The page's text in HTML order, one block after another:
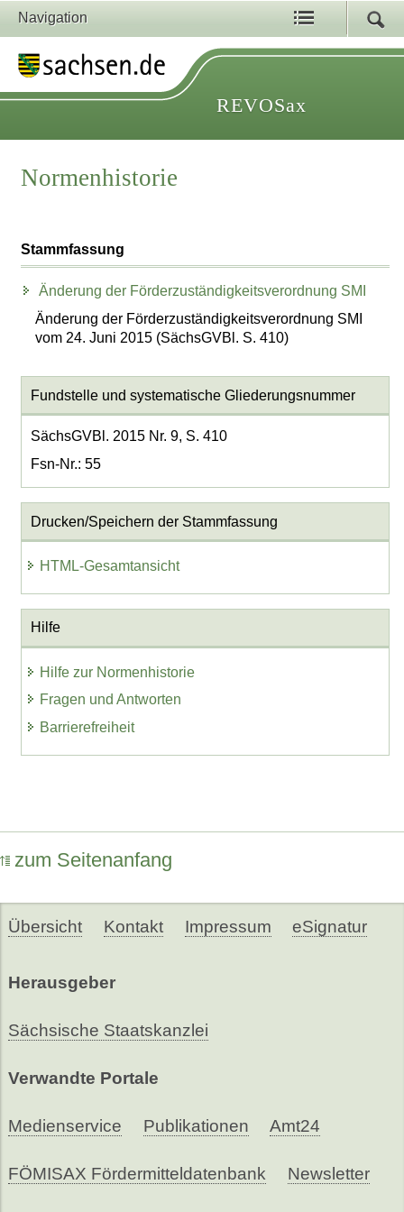
Navigation
REVOSax
Normenhistorie
Stammfassung
Änderung der Förderzuständigkeitsverordnung SMI
Änderung der Förderzuständigkeitsverordnung SMI
vom 24. Juni 2015 (SächsGVBl. S. 410)
Fundstelle und systematische Gliederungsnummer
SächsGVBl. 2015 Nr. 9, S. 410
Fsn-Nr.: 55
Drucken/Speichern der Stammfassung
HTML-Gesamtansicht
Hilfe
Hilfe zur Normenhistorie
Fragen und Antworten
Barrierefreiheit
zum Seitenanfang
Übersicht Kontakt Impressum eSignatur
Herausgeber
Sächsische Staatskanzlei
Verwandte Portale
Medienservice Publikationen Amt24
FÖMISAX Fördermitteldatenbank Newsletter